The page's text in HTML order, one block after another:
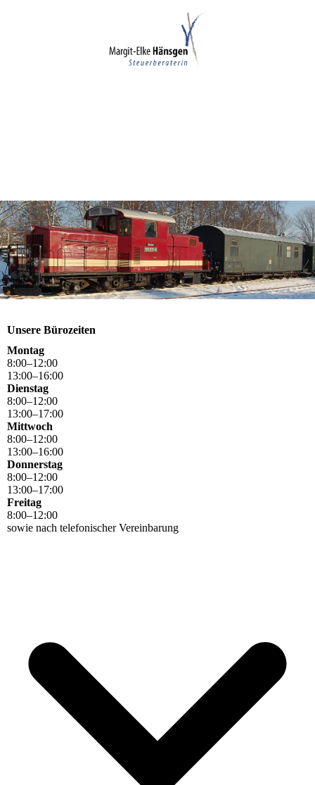
Unsere Bürozeiten
Montag
8:00–12:00
13:00–16:00
Dienstag
8:00–12:00
13:00–17:00
Mittwoch
8:00–12:00
13:00–16:00
Donnerstag
8:00–12:00
13:00–17:00
Freitag
8:00–12:00
sowie nach telefonischer Vereinbarung